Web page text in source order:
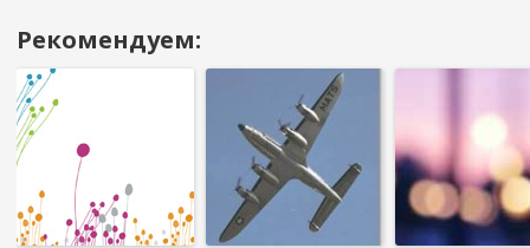
Навигация
в
посте
Рекомендуем: